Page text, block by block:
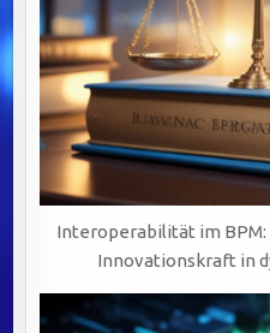
Interoperabilität im BPM:
Innovationskraft in